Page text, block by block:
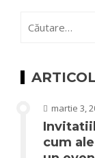
după:
martie 3,
cum